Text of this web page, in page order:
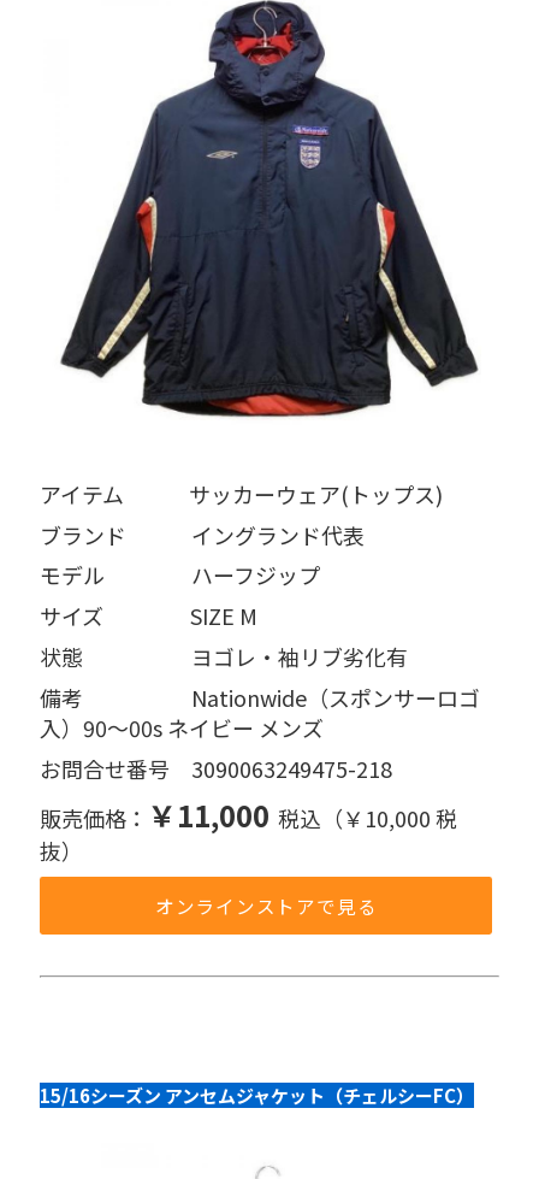
アイテム   サッカーウェア(トップス)
ブランド   イングランド代表
モデル    ハーフジップ
サイズ    SIZE M
状態     ヨゴレ・袖リブ劣化有
備考     Nationwide（スポンサーロゴ
入）90～00s ネイビー メンズ
お問合せ番号 3090063249475-218
販売価格： ￥11,000 税込（￥10,000 税
抜）
オンラインストアで見る
15/16シーズン アンセムジャケット（チェルシーFC）